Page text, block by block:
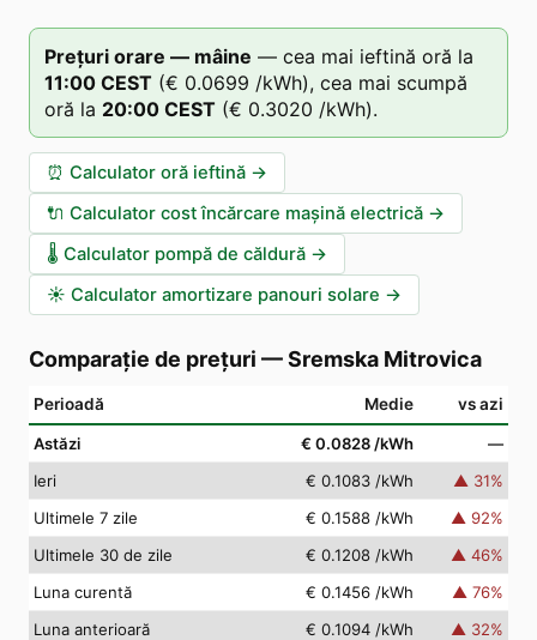
Prețuri orare — mâine — cea mai ieftină oră la
11:00 CEST (€ 0.0699 /kWh), cea mai scumpă
oră la 20:00 CEST (€ 0.3020 /kWh).
⏰ Calculator oră ieftină →
🔌 Calculator cost încărcare mașină electrică →
🌡️ Calculator pompă de căldură →
☀️ Calculator amortizare panouri solare →
Comparație de prețuri —Sremska Mitrovica
Perioadă Medie vs azi
Astăzi € 0.0828 /kWh
—
Ieri
€ 0.1083 /kWh ▲ 31%
Ultimele 7 zile
€ 0.1588 /kWh ▲ 92%
Ultimele 30 de zile
€ 0.1208 /kWh ▲ 46%
Luna curentă
€ 0.1456 /kWh ▲ 76%
Luna anterioară
€ 0.1094 /kWh ▲ 32%